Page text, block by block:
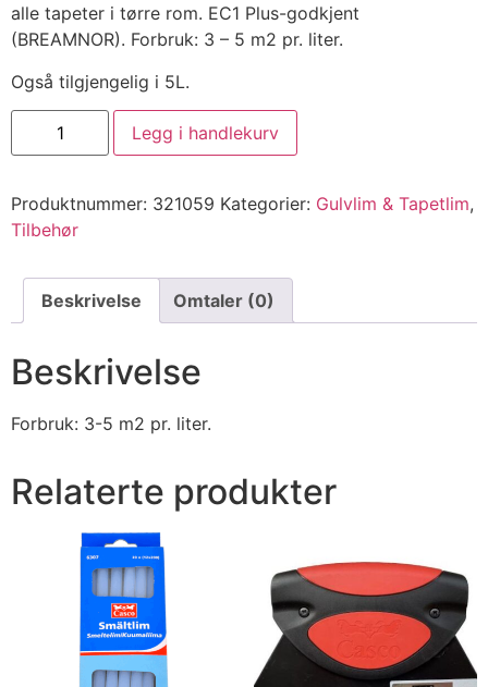
alle tapeter i tørre rom. EC1 Plus-godkjent
(BREAMNOR). Forbruk: 3 – 5 m2 pr. liter.
Også tilgjengelig i 5L.
Legg i handlekurv
Produktnummer: 321059 Kategorier: Gulvlim & Tapetlim,
Tilbehør
Beskrivelse Omtaler (0)
Beskrivelse
Forbruk: 3-5 m2 pr. liter.
Relaterte produkter